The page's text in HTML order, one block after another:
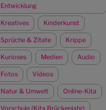
Entwicklung
Kreatives Kinderkunst
Sprüche & Zitate Krippe
Kurioses Medien Audio
Fotos Videos
Natur & Umwelt Online-Kita
Vorschule (Kita Brückenjahr)